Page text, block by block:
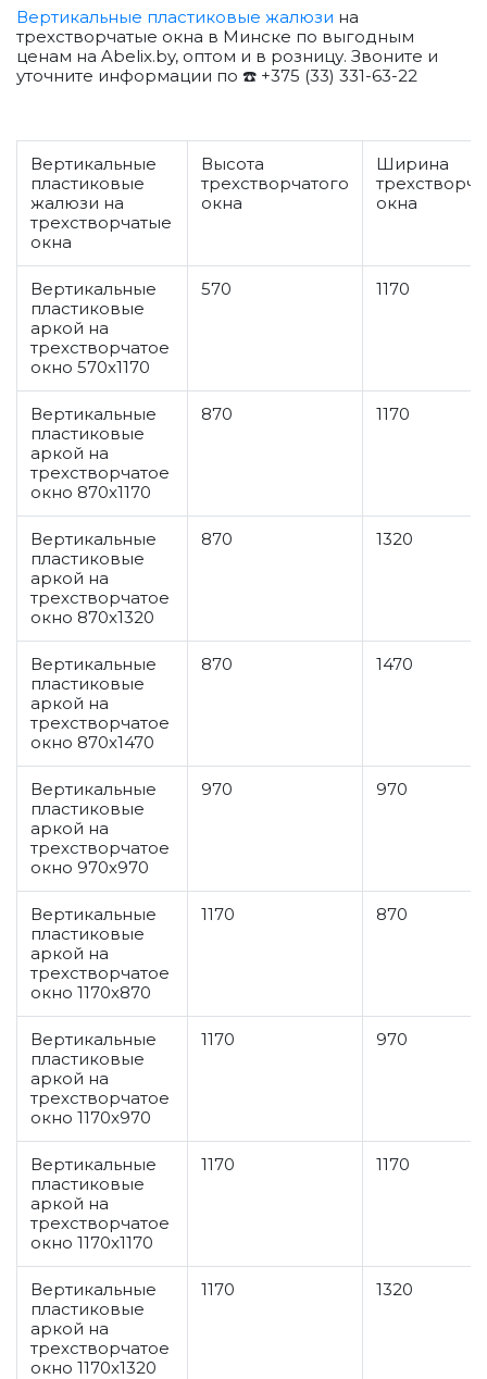
Вертикальные пластиковые жалюзи на
трехстворчатые окна в Минске по выгодным
ценам на Abelix.by, оптом и в розницу. Звоните и
уточните информации по ☎️ +375 (33) 331-63-22
Вертикальные
пластиковые
жалюзи на
трехстворчатые
окна
Высота
трехстворчатого
окна
Ширина
окна
Вертикальные
пластиковые
аркой на
трехстворчатое
окно 570x1170
570 1170
Вертикальные
пластиковые
аркой на
трехстворчатое
окно 870x1170
870 1170
Вертикальные
пластиковые
аркой на
трехстворчатое
окно 870x1320
870 1320
Вертикальные
пластиковые
аркой на
трехстворчатое
окно 870x1470
870 1470
Вертикальные
пластиковые
аркой на
трехстворчатое
окно 970x970
970 970
Вертикальные
пластиковые
аркой на
трехстворчатое
окно 1170x870
1170 870
Вертикальные
пластиковые
аркой на
трехстворчатое
окно 1170x970
1170 970
Вертикальные
пластиковые
аркой на
трехстворчатое
окно 1170x1170
1170 1170
Вертикальные
пластиковые
аркой на
трехстворчатое
окно 1170x1320
1170 1320